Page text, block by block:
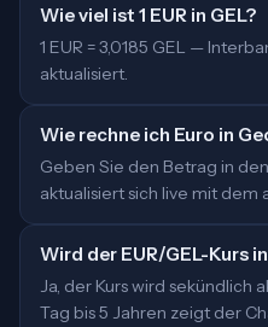
Wie viel ist 1 EUR in GEL?
1 EUR = 3,0185 GEL —
aktualisiert.
Wie rechne ich Euro in
Geben Sie den Betrag in
aktualisiert sich live mit dem
Wird der EUR/GEL-Kurs
Ja, der Kurs wird sekündlich
Tag bis 5 Jahren zeigt der